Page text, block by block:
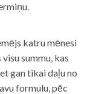
katru mēnesi
summu, kas
gan tikai daļu no
formulu, pēc